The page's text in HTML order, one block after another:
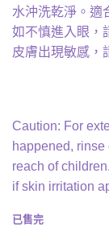
水沖洗乾淨。適
如不慎進入眼，
皮膚出現敏感，
Caution: For
happened,
reach of
if skin irritation
已售完